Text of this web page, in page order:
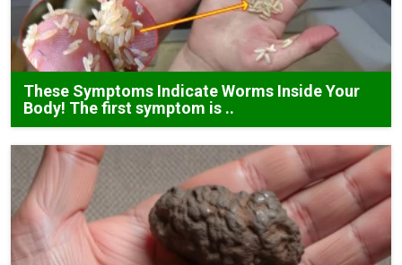
These Symptoms Indicate Worms Inside Your
Body! The first symptom is ..